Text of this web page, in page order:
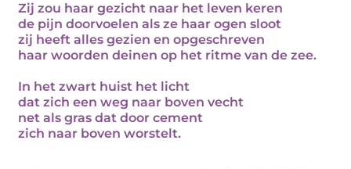
Zij zou haar gezicht naar het leven keren
de pijn doorvoelen als ze haar ogen sloot
zij heeft alles gezien en opgeschreven
haar woorden deinen op het ritme van de zee.
In het zwart huist het licht
dat zich een weg naar boven vecht
net als gras dat door cement
zich naar boven worstelt.